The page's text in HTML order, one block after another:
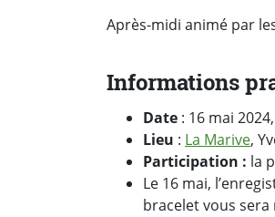
Après-midi animé par
Informations
Date : 16 mai
Lieu : La Marive,
Participation : la
Le 16 mai,
bracelet vous sera